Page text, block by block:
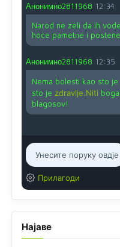
Анонимно2811968 12:34
Narod ne zeli da ih
hoce pametne i postene.
Анонимно2811968 12:35
Nema bolesti kao sto je
sto je zdravlje.Niti
blagosov!
Прилагоди
Најаве